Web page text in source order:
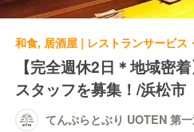
【完全週休2日＊地域密
スタッフを募集！/浜松市
てんぷらとぶり UOTEN 第